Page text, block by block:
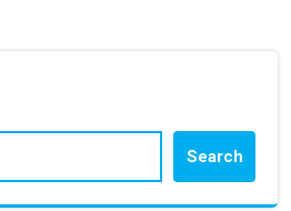
Search